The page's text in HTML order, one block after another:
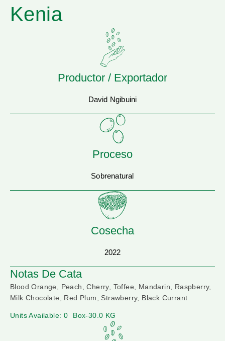
Kenia
Productor / Exportador
David Ngibuini
Proceso
Sobrenatural
Cosecha
2022
Notas De Cata
Blood Orange, Peach, Cherry, Toffee, Mandarin, Raspberry,
Milk Chocolate, Red Plum, Strawberry, Black Currant
Units Available: 0 Box-30.0 KG